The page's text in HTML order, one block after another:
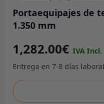
Portaequipajes de
1.350 mm
1,282.00€
Portaequipajes
de